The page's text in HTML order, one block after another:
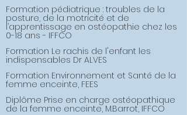
Formation pédiatrique : troubles de la
posture, de la motricité et de
l’apprentissage en ostéopathie chez les
0-18 ans - IFFCO
Formation Le rachis de l'enfant les
indispensables Dr ALVES
Formation Environnement et Santé de la
femme enceinte, FEES
Diplôme Prise en charge ostéopathique
de la femme enceinte, M.Barrot, IFFCO